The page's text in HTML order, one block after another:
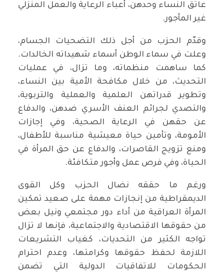
عاتق النساء وحدهن، أعباء الرعاية والعمل المنزلي
غير المأجور.
وقدّم الحزب من أجل ذلك التضحيات الجسام،
وعلت في سماء الوطن أسماء شهيداته الخالدات.
كما ساهمت منظماته، وما تزال، في عمليات
التحديث، من خلال مكافحة الأمية بين النساء،
وتطوير قدراتهن العلمية والعملية والتربوية،
والتصدي لجرائم العنف الأسري ضدهن، والدفاع
عن حقهن في الرعاية الصحية، وفي إجازات
الأمومة، وتأمين حياة معيشية مناسبة للأطفال،
ومنع تزويج القاصرات، والدفاع عن حق المرأة في
الحياة، وفي فرص عمل وأجور متكافئة.
ورغم ما حققه نضال الحزب وكل القوى
الديمقراطية من إنجازات مهمة على صعيد تمكين
المرأة العراقية من أداء دور مجتمعي ونيل بعض
من حقوقها الاقتصادية والاجتماعية، فإنها لا تزال
تواجه الكثير من التحديات، كغياب التشريعات
اللازمة لحفظ حقوقها وكرامتها، وعدم احترام
الحكومات للاتفاقيات الدولية التي تضمن